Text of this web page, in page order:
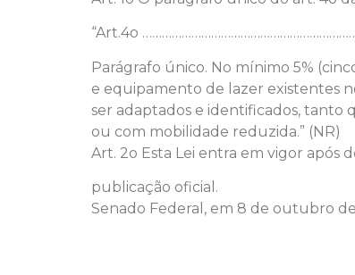
“Art.4o
Parágrafo único. No mínimo 5%
e equipamento de lazer existentes
ser adaptados e identificados, tanto
ou com mobilidade reduzida.” (NR)
Art. 2o Esta Lei entra em vigor após
publicação oficial.
Senado Federal, em 8 de outubro de